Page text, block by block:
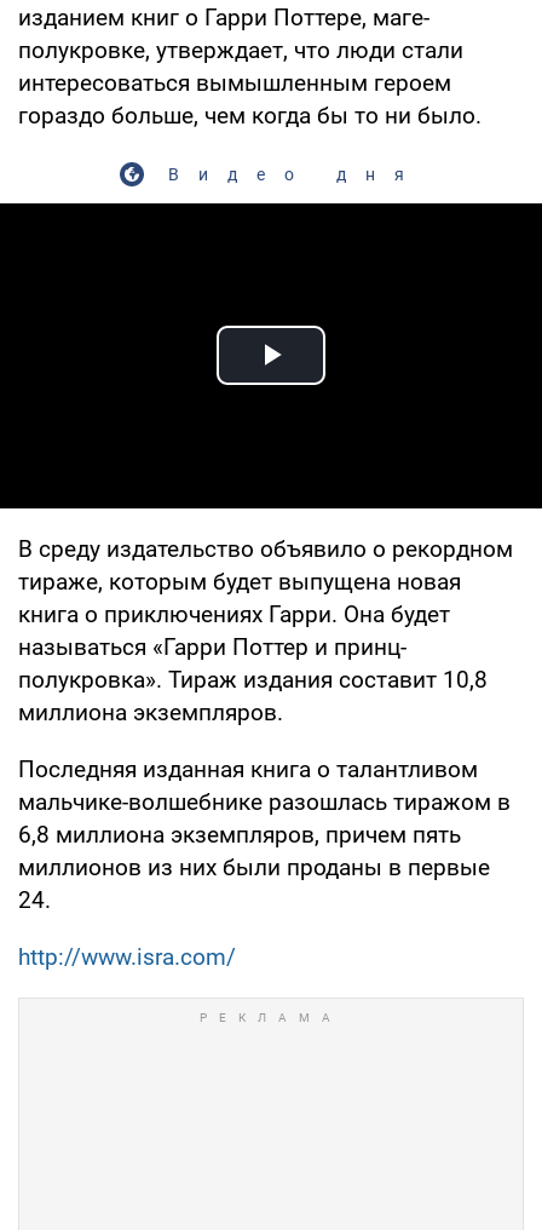
изданием книг о Гарри Поттере, маге-
полукровке, утверждает, что люди стали
интересоваться вымышленным героем
гораздо больше, чем когда бы то ни было.
Видео дня
Play Video
В среду издательство объявило о рекордном
тираже, которым будет выпущена новая
книга о приключениях Гарри. Она будет
называться «Гарри Поттер и принц-
полукровка». Тираж издания составит 10,8
миллиона экземпляров.
Последняя изданная книга о талантливом
мальчике-волшебнике разошлась тиражом в
6,8 миллиона экземпляров, причем пять
миллионов из них были проданы в первые
24.
http://www.isra.com/